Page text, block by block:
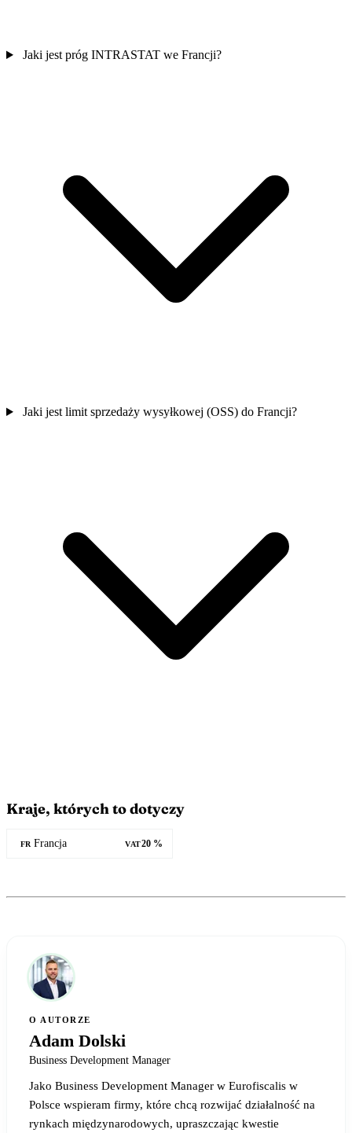
Jaki jest próg INTRASTAT we Francji?
Jaki jest limit sprzedaży wysyłkowej (OSS) do Francji?
Kraje, których to dotyczy
FR Francja VAT20 %
O AUTORZE
Adam Dolski
Business Development Manager
Jako Business Development Manager w Eurofiscalis w
Polsce wspieram firmy, które chcą rozwijać działalność na
rynkach międzynarodowych, upraszczając kwestie